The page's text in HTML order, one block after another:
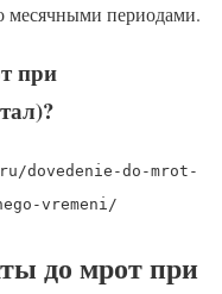
месячными периодами.
при
dovedenie-do-mrot-
vremeni/
до мрот при